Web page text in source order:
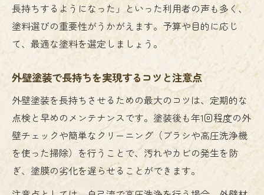
長持ちするようになった」といった利用者の声も多く、
塗料選びの重要性がうかがえます。予算や目的に応じ
て、最適な塗料を選定しましょう。
外壁塗装で長持ちを実現するコツと注意点
外壁塗装を長持ちさせるための最大のコツは、定期的な
点検と早めのメンテナンスです。塗装後も年1回程度の外
壁チェックや簡単なクリーニング（ブラシや高圧洗浄機
を使った掃除）を行うことで、汚れやカビの発生を防
ぎ、塗膜の劣化を遅らせることができます。